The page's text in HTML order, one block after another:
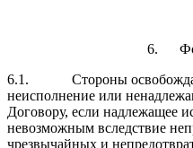
6.
6.1. Стороны
неисполнение или
Договору, если надлежащее
невозможным вследствие
чрезвычайных и